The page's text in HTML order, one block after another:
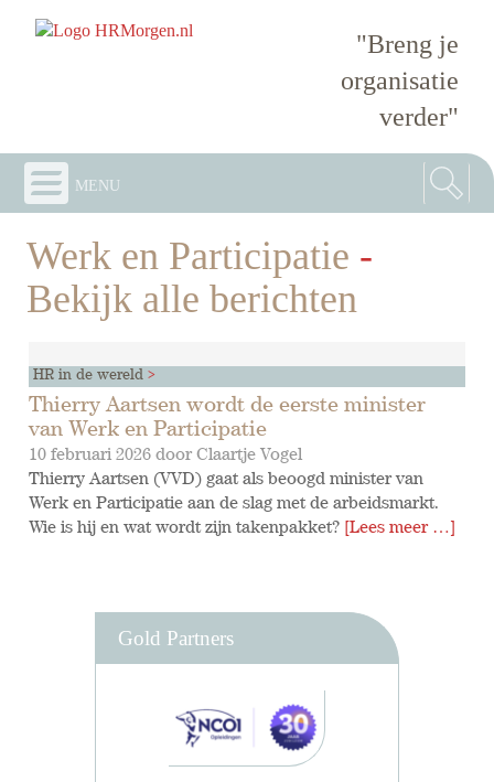
"Breng je
organisatie
verder"
menu
Werk en Participatie -
Bekijk alle berichten
HR in de wereld
Thierry Aartsen wordt de eerste minister
van Werk en Participatie
10 februari 2026 doorClaartje Vogel
Thierry Aartsen (VVD) gaat als beoogd minister van
Werk en Participatie aan de slag met de arbeidsmarkt.
Wie is hij en wat wordt zijn takenpakket? [Lees meer …]
Gold Partners